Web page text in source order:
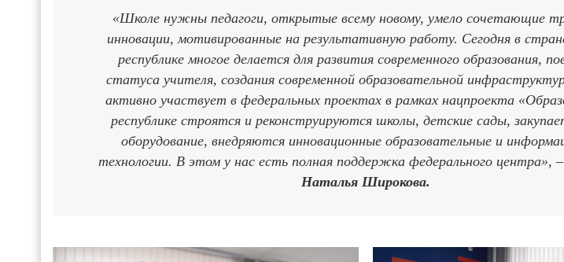
«Школе нужны педагоги, открытые всему новому, умело сочетающие
инновации, мотивированные на результативную работу. Сегодня в
республике многое делается для развития современного образования,
статуса учителя, создания современной образовательной
активно участвует в федеральных проектах в рамках нацпроекта
республике строятся и реконструируются школы, детские сады,
оборудование, внедряются инновационные образовательные и
технологии. В этом у нас есть полная поддержка федерального центра», –
Наталья Широкова.